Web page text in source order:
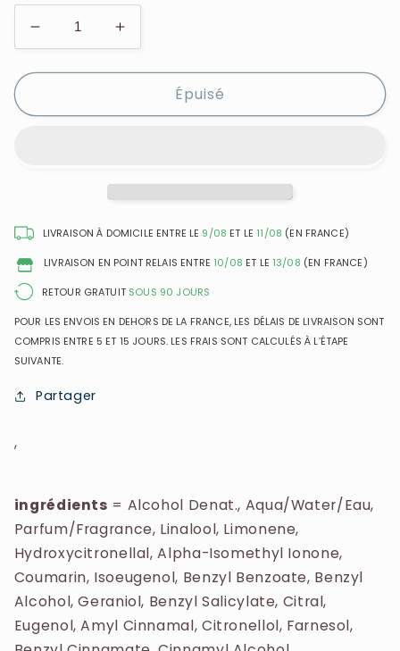
Réduire
la
quantité
Jil
de
75ml
+
Douche
75ml
Augmenter
la
quantité
Jil
de
75ml
+
Douche
75ml
Épuisé
LIVRAISON À DOMICILE ENTRE LE 9/08 ET LE 11/08 (EN FRANCE)
LIVRAISON EN POINT RELAIS ENTRE 10/08 ET LE 13/08 (EN FRANCE)
RETOUR GRATUIT SOUS 90 JOURS
POUR LES ENVOIS EN DEHORS DE LA FRANCE, LES DÉLAIS DE LIVRAISON SONT
COMPRIS ENTRE 5 ET 15 JOURS. LES FRAIS SONT CALCULÉS À L’ÉTAPE
SUIVANTE.
Partager
,
ingrédients = Alcohol Denat., Aqua/Water/Eau,
Parfum/Fragrance, Linalool, Limonene,
Hydroxycitronellal, Alpha-Isomethyl Ionone,
Coumarin, Isoeugenol, Benzyl Benzoate, Benzyl
Alcohol, Geraniol, Benzyl Salicylate, Citral,
Eugenol, Amyl Cinnamal, Citronellol, Farnesol,